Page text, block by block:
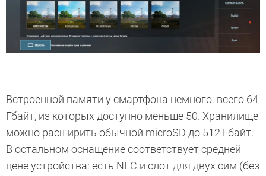
Встроенной памяти у смартфона немного: всего 64
Гбайт, из которых доступно меньше 50. Хранилище
можно расширить обычной microSD до 512 Гбайт.
В остальном оснащение соответствует средней
цене устройства: есть NFC и слот для двух сим (без